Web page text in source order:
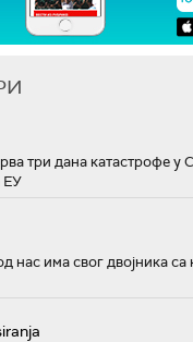
три дана катастрофе у
ЕУ
нас има свог двојника са